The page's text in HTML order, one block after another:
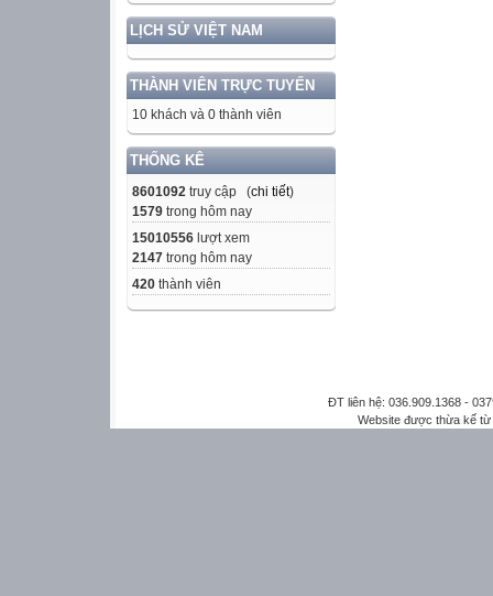
LỊCH SỬ VIỆT NAM
THÀNH VIÊN TRỰC TUYẾN
10 khách và 0 thành viên
THỐNG KÊ
8601092 truy cập (chi tiết)
1579 trong hôm nay
15010556 lượt xem
2147 trong hôm nay
420 thành viên
ĐT liên hệ: 036.909.1368 -
Website được thừa kế từ